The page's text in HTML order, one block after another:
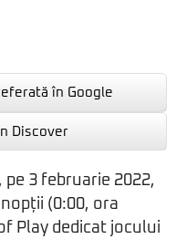
în Google
Discover
3 februarie 2022,
(0:00, ora
Play dedicat jocului